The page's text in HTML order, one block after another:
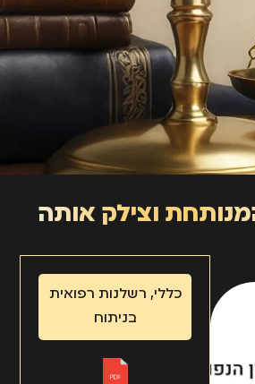
וצילק אותה
כללי, רשלנות רפואית
בניתוח